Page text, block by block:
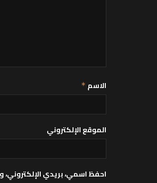
الاسم *
الموقع الإلكتروني
احفظ اسمي، بريدي الإلكتروني،